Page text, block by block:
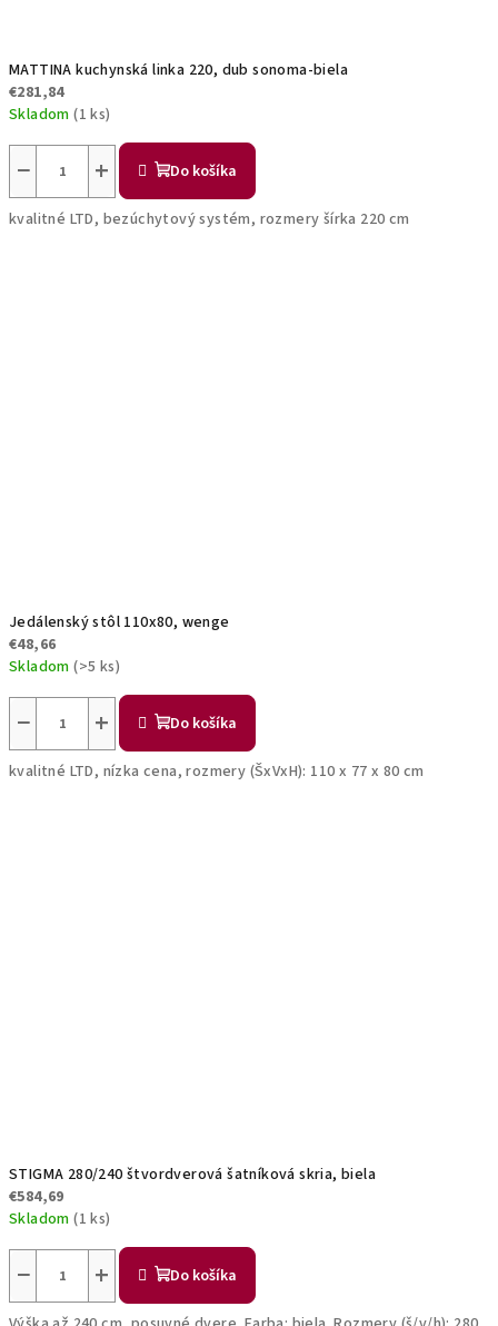
MATTINA kuchynská linka 220, dub sonoma-biela
€281,84
Skladom(1 ks)
+
− Do košíka
kvalitné LTD, bezúchytový systém, rozmery šírka 220 cm
Jedálenský stôl 110x80, wenge
€48,66
Skladom(>5 ks)
+
− Do košíka
kvalitné LTD, nízka cena, rozmery (ŠxVxH): 110 x 77 x 80 cm
STIGMA 280/240 štvordverová šatníková skria, biela
€584,69
Skladom(1 ks)
+
− Do košíka